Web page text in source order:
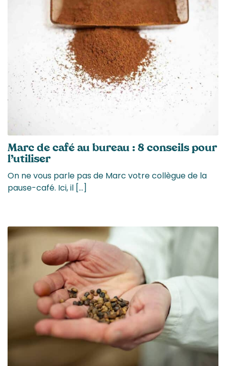
Marc de café au bureau : 8 conseils pour
l’utiliser
On ne vous parle pas de Marc votre collègue de la
pause-café. Ici, il […]